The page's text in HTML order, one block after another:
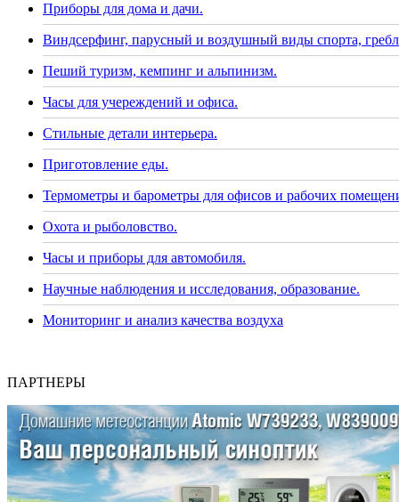
Приборы для дома и дачи.
Виндсерфинг, парусный и воздушный виды спорта,
Пеший туризм, кемпинг и альпинизм.
Часы для учереждений и офиса.
Стильные детали интерьера.
Приготовление еды.
Термометры и барометры для офисов и рабочих
Охота и рыболовство.
Часы и приборы для автомобиля.
Научные наблюдения и исследования, образование.
Мониторинг и анализ качества воздуха
ПАРТНЕРЫ